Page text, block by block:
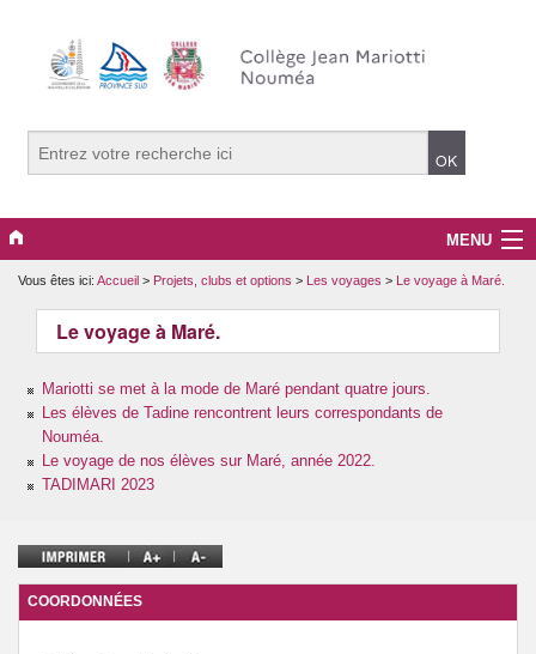
MENU
La vie du collège
PRONOTE
La pédagogie.
Projets, clubs et options
Le forum santé du collège Mariotti.
Vous êtes ici: Accueil > Projets, clubs et options > Les voyages > Le voyage à Maré.
Le voyage à Maré.
Mariotti se met à la mode de Maré pendant quatre jours.
Les élèves de Tadine rencontrent leurs correspondants de
Nouméa.
Le voyage de nos élèves sur Maré, année 2022.
TADIMARI 2023
COORDONNÉES